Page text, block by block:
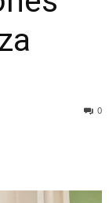
0